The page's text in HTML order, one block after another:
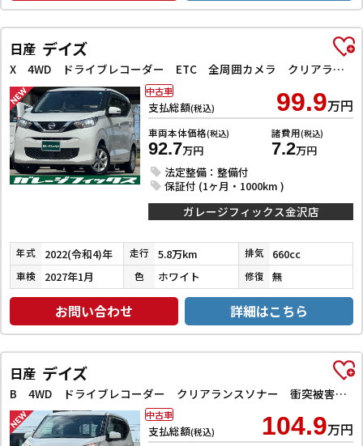
日産 デイズ
X 4WD ドライブレコーダー ETC 全周囲カメラ クリアランスソナー 衝突被害軽減システム オートライト スマートキー アイドリングストップ 電動格納ミラー シートヒーター ベンチシート CVT
支払総額(税込) 99.9万円
車両本体価格(税込)
92.7万円
諸費用(税込)
7.2万円
法定整備：整備付
保証付 (1ヶ月・1000km )
中古車
ガレージフィックス金沢店
年式 2022(令和4)年 走行 5.8万km 排気 660cc
車検 2027年1月 色 ホワイト 修復 無
お問い合わせ 詳細はこちら
日産 デイズ
B 4WD ドライブレコーダー クリアランスソナー 衝突被害軽減システム オートライト アイドリングストップ 電動格納ミラー シートヒーター ベンチシート CVT 盗難防止システム ABS ESC CD
支払総額(税込) 104.9万円
中古車